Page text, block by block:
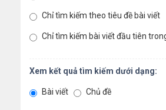
Chỉ tìm kiếm theo tiêu đề bài viết
Chỉ tìm kiếm bài viết đầu tiên
Xem kết quả tìm kiếm dưới dạng:
Bài viết Chủ đề